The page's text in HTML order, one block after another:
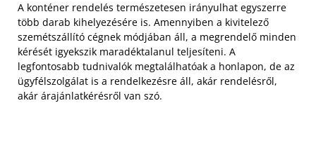
A konténer rendelés természetesen irányulhat egyszerre
több darab kihelyezésére is. Amennyiben a kivitelező
szemétszállító cégnek módjában áll, a megrendelő minden
kérését igyekszik maradéktalanul teljesíteni. A
legfontosabb tudnivalók megtalálhatóak a honlapon, de az
ügyfélszolgálat is a rendelkezésre áll, akár rendelésről,
akár árajánlatkérésről van szó.